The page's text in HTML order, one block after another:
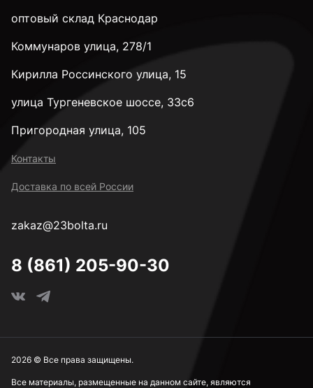
оптовый склад Краснодар
Коммунаров улица, 278/1
Кирилла Россинского улица, 15
улица Тургеневское шоссе, 33с6
Пригородная улица, 105
Контакты
Доставка по всей России
zakaz@23bolta.ru
8 (861) 205-90-30
Все материалы, размещенные на данном сайте, являются
2026 © Все права защищены.